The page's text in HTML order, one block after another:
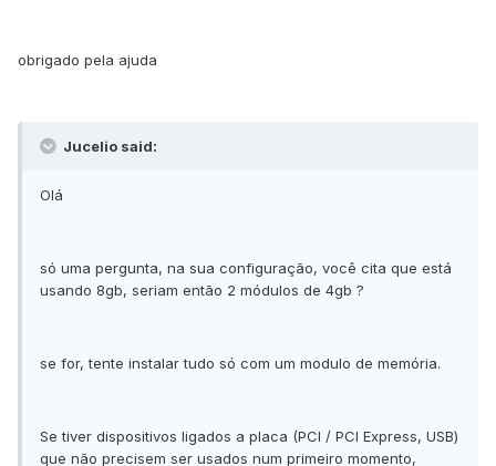
obrigado pela ajuda
Jucelio said:
Olá
só uma pergunta, na sua configuração, você cita que está
usando 8gb, seriam então 2 módulos de 4gb ?
se for, tente instalar tudo só com um modulo de memória.
Se tiver dispositivos ligados a placa (PCI / PCI Express, USB)
que não precisem ser usados num primeiro momento,